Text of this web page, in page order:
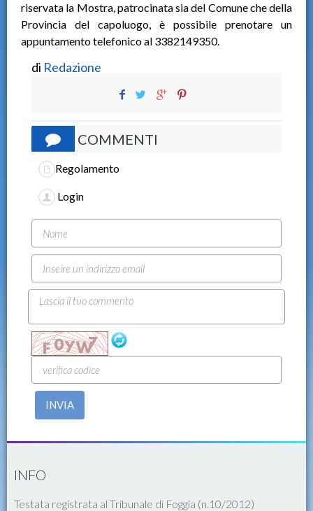
riservata la Mostra, patrocinata sia del Comune che della
Provincia del capoluogo, è possibile prenotare un
appuntamento telefonico al 3382149350.
di Redazione
COMMENTI
Regolamento
Login
INVIA
INFO
Testata registrata al Tribunale di Foggia (n.10/2012)